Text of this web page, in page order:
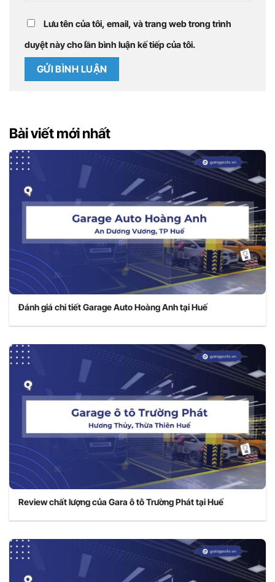
Lưu tên của tôi, email, và trang web trong trình
duyệt này cho lần bình luận kế tiếp của tôi.
Bài viết mới nhất
Đánh giá chi tiết Garage Auto Hoàng Anh tại Huế
Review chất lượng của Gara ô tô Trường Phát tại Huế